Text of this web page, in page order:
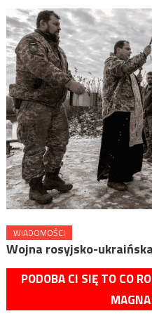
WIADOMOŚCI
Wojna rosyjsko-
PODOBA CI SIĘ TO CO